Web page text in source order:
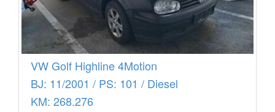
VW Golf Highline 4Motion
BJ: 11/2001 / PS: 101 / Diesel
KM: 268.276